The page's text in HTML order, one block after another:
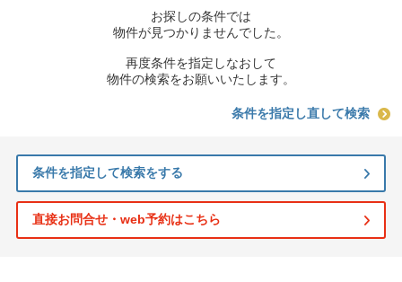
お探しの条件では
物件が見つかりませんでした。
再度条件を指定しなおして
物件の検索をお願いいたします。
条件を指定し直して検索
条件を指定して検索をする
直接お問合せ・web予約はこちら